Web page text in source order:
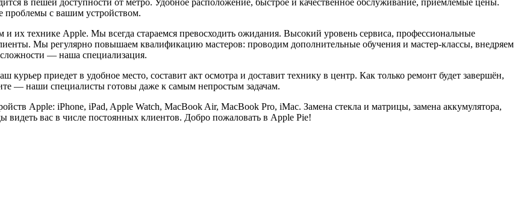
проблемы с вашим устройством.
технике Apple. Мы всегда стараемся превосходить ожидания. Высокий уровень сервиса, профессиональные
Мы регулярно повышаем квалификацию мастеров: проводим дополнительные обучения и мастер-классы, внедряем
— наша специализация.
курьер приедет в удобное место, составит акт осмотра и доставит технику в центр. Как только ремонт будет завершён,
— наши специалисты готовы даже к самым непростым задачам.
Apple: iPhone, iPad, Apple Watch, MacBook Air, MacBook Pro, iMac. Замена стекла и матрицы, замена аккумулятора,
вас в числе постоянных клиентов. Добро пожаловать в Apple Pie!